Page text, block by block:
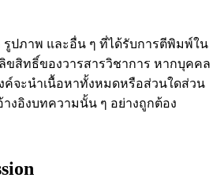
ปภาพ และอื่น ๆ ที่ได้รับการตีพิมพ์ใน
ลิขสิทธิ์ของวารสารวิชาการ หากบุคคล
ค์จะนำเนื้อหาทั้งหมดหรือส่วนใดส่วน
างอิงบทความนั้น ๆ อย่างถูกต้อง